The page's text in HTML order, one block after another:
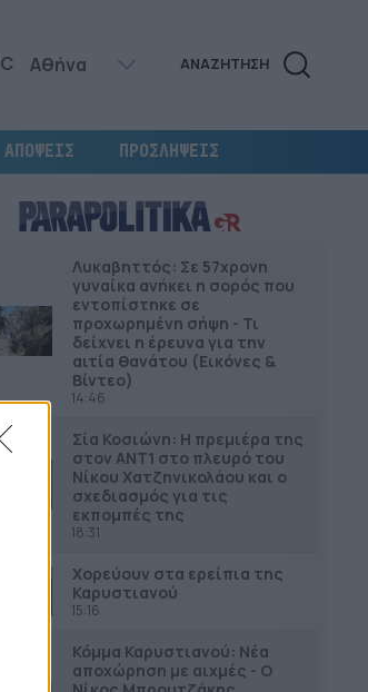
C ΑΝΑΖΗΤΗΣΗ
ΑΠΟΨΕΙΣ ΠΡΟΣΛΗΨΕΙΣ
Λυκαβηττός: Σε 57χρονη
γυναίκα ανήκει η σορός που
εντοπίστηκε σε
προχωρημένη σήψη - Τι
δείχνει η έρευνα για την
αιτία θανάτου (Εικόνες &
Βίντεο)
14:46
Σία Κοσιώνη: Η πρεμιέρα της
στον ΑΝΤ1 στο πλευρό του
Νίκου Χατζηνικολάου και ο
σχεδιασμός για τις
εκπομπές της
18:31
Χορεύουν στα ερείπια της
Καρυστιανού
15:16
Κόμμα Καρυστιανού: Νέα
αποχώρηση με αιχμές - Ο